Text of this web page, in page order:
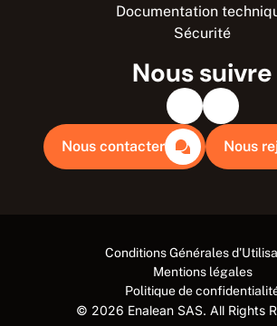
Documentation
Sécurité
Nous suivre
Nous contacter Nous
Conditions Générales
Mentions légales
Politique de
© 2026 Enalean SAS. All Rights